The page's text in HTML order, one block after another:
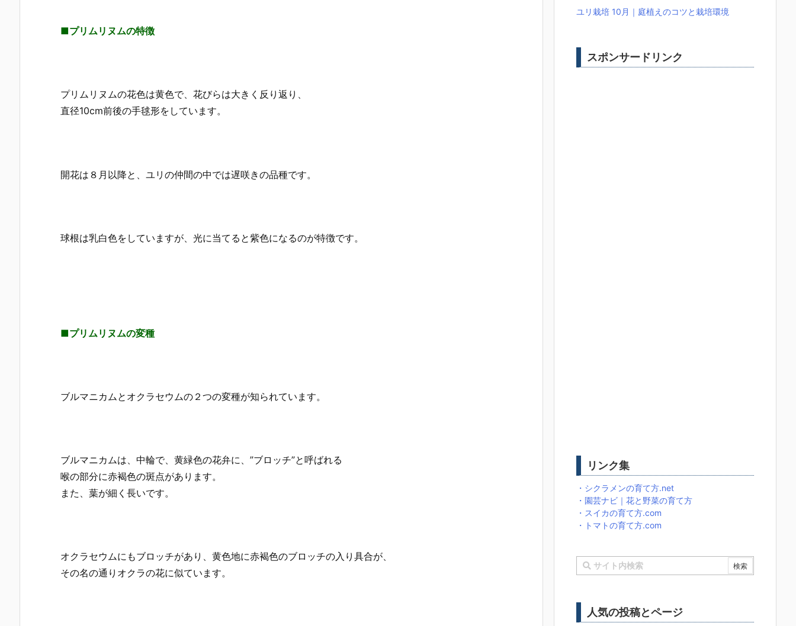
■プリムリヌムの特徴
プリムリヌムの花色は黄色で、花びらは大きく反り返り、
直径10cm前後の手毬形をしています。
開花は８月以降と、ユリの仲間の中では遅咲きの品種です。
球根は乳白色をしていますが、光に当てると紫色になるのが特徴です。
■プリムリヌムの変種
ブルマニカムとオクラセウムの２つの変種が知られています。
ブルマニカムは、中輪で、黄緑色の花弁に、”ブロッチ”と呼ばれる
喉の部分に赤褐色の斑点があります。
また、葉が細く長いです。
オクラセウムにもブロッチがあり、黄色地に赤褐色のブロッチの入り具合が、
その名の通りオクラの花に似ています。
ユリ栽培 10月｜庭植えのコツと栽培環境
スポンサードリンク
リンク集
・シクラメンの育て方.net
・園芸ナビ｜花と野菜の育て方
・スイカの育て方.com
・トマトの育て方.com
人気の投稿とページ